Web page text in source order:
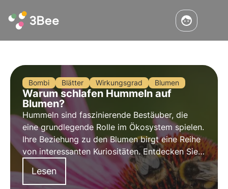
Bombi Blätter Wirkungsgrad Blumen
Warum schlafen Hummeln auf
Blumen?
Hummeln sind faszinierende Bestäuber, die
eine grundlegende Rolle im Ökosystem spielen.
Ihre Beziehung zu den Blumen birgt eine Reihe
von interessanten Kuriositäten. Entdecken Sie
sie in diesem Artikel.
Lesen